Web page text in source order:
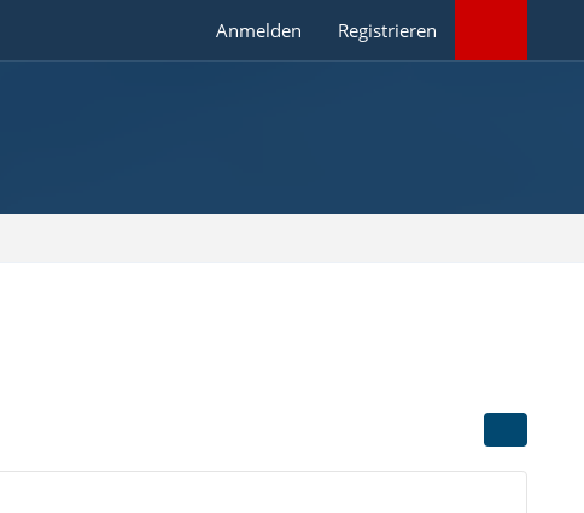
Anmelden Registrieren